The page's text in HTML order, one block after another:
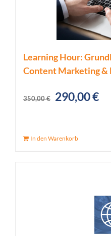
Learning Hour:
Content Marketing
350,00€ 290,00€
In den Warenkorb